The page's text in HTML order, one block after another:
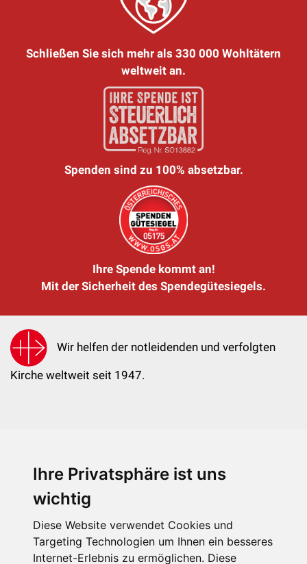
Ihre Privatsphäre ist uns
wichtig
Diese Website verwendet Cookies und
Targeting Technologien um Ihnen ein besseres
Internet-Erlebnis zu ermöglichen. Diese
Schließen Sie sich mehr als 330 000 Wohltätern
weltweit an.
Spenden sind zu 100% absetzbar.
Ihre Spende kommt an!
Mit der Sicherheit des Spendegütesiegels.
Wir helfen der notleidenden und verfolgten
Kirche weltweit seit 1947.
KIRCHE IN NOT - Österreich
kin@kircheinnot.at